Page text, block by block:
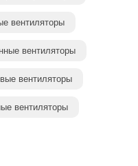
вентиляторы
вентиляторы
вентиляторы
вентиляторы